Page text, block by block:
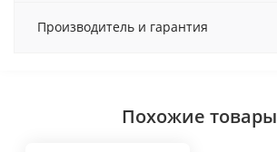
Производитель и гарантия
Похожие товары